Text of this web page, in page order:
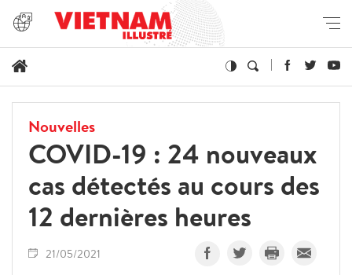
Nouvelles
COVID-19 : 24 nouveaux
cas détectés au cours des
12 dernières heures
21/05/2021